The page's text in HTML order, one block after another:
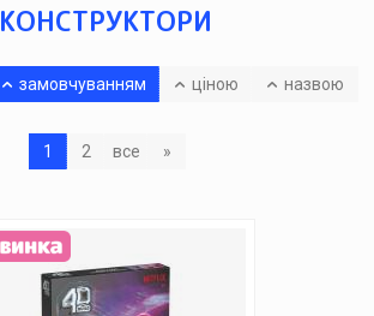
КОНСТРУКТОРИ
замовчуванням ціною назвою
1 2 все »